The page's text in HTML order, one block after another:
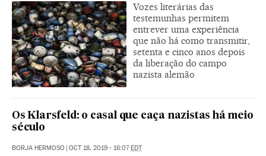
Vozes literárias das
testemunhas permitem
entrever uma experiência
que não há como transmitir,
setenta e cinco anos depois
da liberação do campo
nazista alemão
Os Klarsfeld: o casal que caça nazistas há meio
século
BORJA HERMOSO | OCT 18, 2019 - 16:07EDT